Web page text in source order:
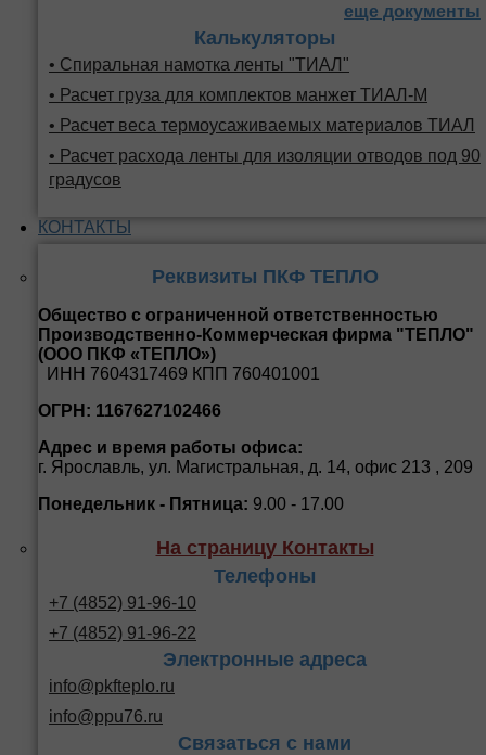
еще документы
Калькуляторы
• Спиральная намотка ленты "ТИАЛ"
• Расчет груза для комплектов манжет ТИАЛ-М
• Расчет веса термоусаживаемых материалов ТИАЛ
• Расчет расхода ленты для изоляции отводов под 90
градусов
КОНТАКТЫ
Реквизиты ПКФ ТЕПЛО
Общество с ограниченной ответственностью
Производственно-Коммерческая фирма "ТЕПЛО"
(ООО ПКФ «ТЕПЛО»)
ИНН 7604317469 КПП 760401001
ОГРН: 1167627102466
Адрес и время работы офиса:
г. Ярославль, ул. Магистральная, д. 14, офис 213 , 209
Понедельник - Пятница: 9.00 - 17.00
На страницу Контакты
Телефоны
+7 (4852) 91-96-10
+7 (4852) 91-96-22
Электронные адреса
info@pkfteplo.ru
info@ppu76.ru
Связаться с нами